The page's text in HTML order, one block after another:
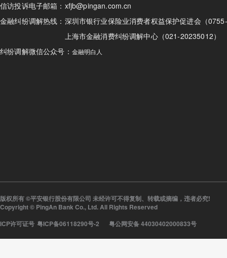
信访投诉电子邮箱：xfjb@pingan.com.cn
金融纠纷调解热线： 深圳市银行业保险业消费者权益保护促进会（
上海市金融消费纠纷调解中心（021-20235012）
纠纷调解微信公众号： 金融明白人
版权所有 ©平安银行股份有限公司 未经许可不得复制、转载或摘编，违者必究!
Copyright © PingAn Bank Co., Ltd. All Rights Reserved
ICP许可证号 粤ICP备06118290号-2 粤公网安备 44030402000833号